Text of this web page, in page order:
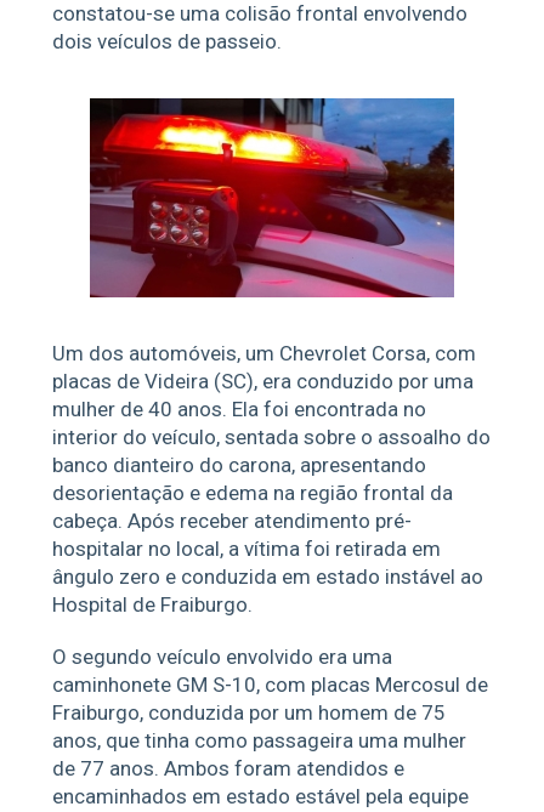
constatou-se uma colisão frontal envolvendo
dois veículos de passeio.
Um dos automóveis, um Chevrolet Corsa, com
placas de Videira (SC), era conduzido por uma
mulher de 40 anos. Ela foi encontrada no
interior do veículo, sentada sobre o assoalho do
banco dianteiro do carona, apresentando
desorientação e edema na região frontal da
cabeça. Após receber atendimento pré-
hospitalar no local, a vítima foi retirada em
ângulo zero e conduzida em estado instável ao
Hospital de Fraiburgo.
O segundo veículo envolvido era uma
caminhonete GM S-10, com placas Mercosul de
Fraiburgo, conduzida por um homem de 75
anos, que tinha como passageira uma mulher
de 77 anos. Ambos foram atendidos e
encaminhados em estado estável pela equipe